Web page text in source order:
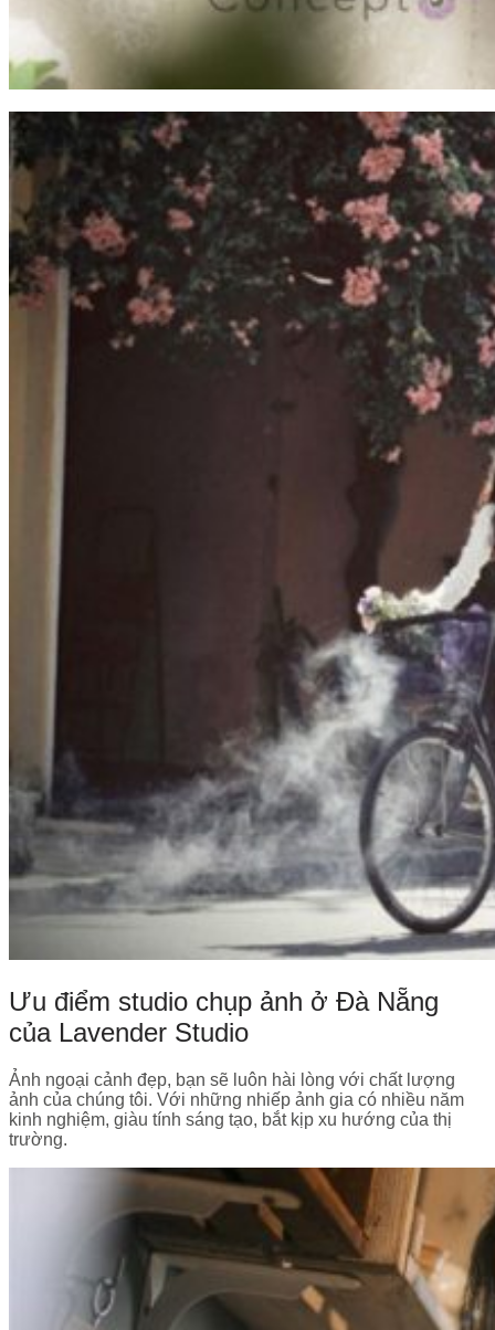
Ưu điểm studio chụp ảnh ở Đà Nẵng
của Lavender Studio
Ảnh ngoại cảnh đẹp, bạn sẽ luôn hài lòng với chất lượng
ảnh của chúng tôi. Với những nhiếp ảnh gia có nhiều năm
kinh nghiệm, giàu tính sáng tạo, bắt kịp xu hướng của thị
trường.